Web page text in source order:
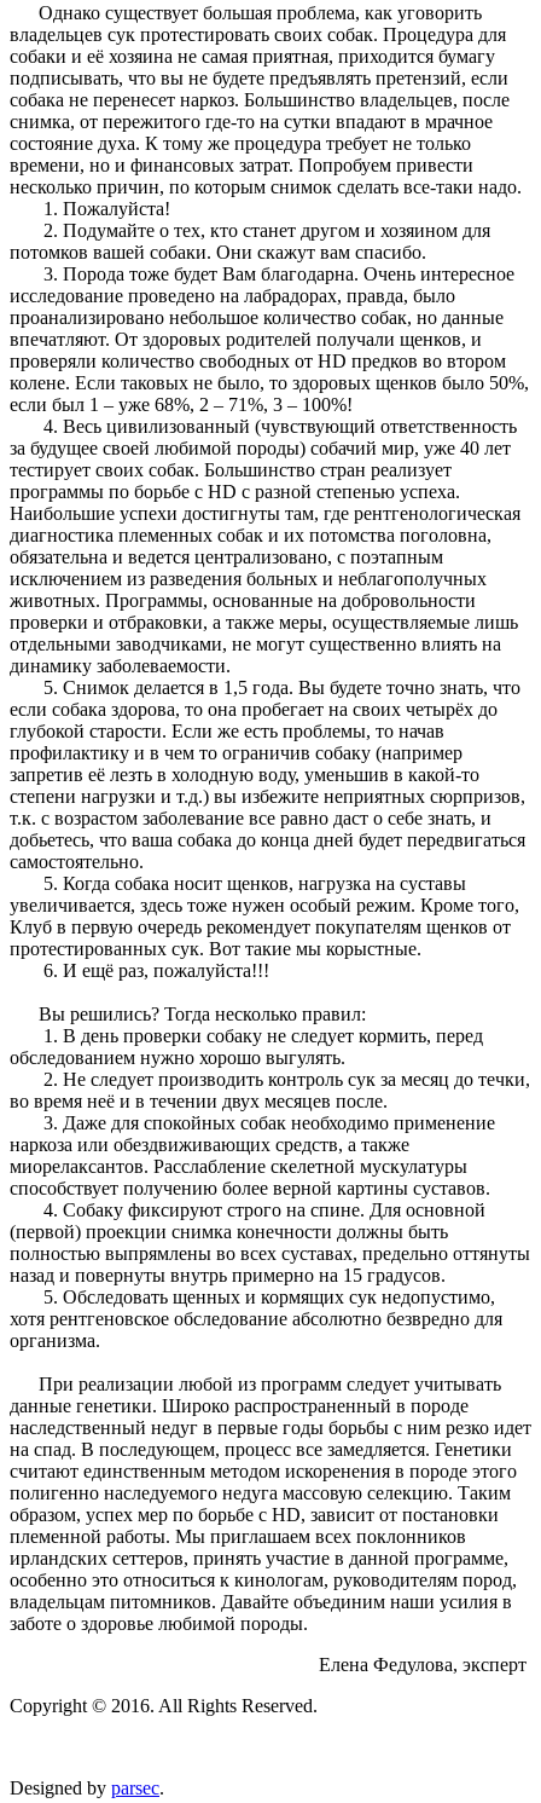
Однако существует большая проблема, как уговорить
владельцев сук протестировать своих собак. Процедура для
собаки и её хозяина не самая приятная, приходится бумагу
подписывать, что вы не будете предъявлять претензий, если
собака не перенесет наркоз. Большинство владельцев, после
снимка, от пережитого где-то на сутки впадают в мрачное
состояние духа. К тому же процедура требует не только
времени, но и финансовых затрат. Попробуем привести
несколько причин, по которым снимок сделать все-таки надо.
1. Пожалуйста!
2. Подумайте о тех, кто станет другом и хозяином для
потомков вашей собаки. Они скажут вам спасибо.
3. Порода тоже будет Вам благодарна. Очень интересное
исследование проведено на лабрадорах, правда, было
проанализировано небольшое количество собак, но данные
впечатляют. От здоровых родителей получали щенков, и
проверяли количество свободных от HD предков во втором
колене. Если таковых не было, то здоровых щенков было 50%,
если был 1 – уже 68%, 2 – 71%, 3 – 100%!
4. Весь цивилизованный (чувствующий ответственность
за будущее своей любимой породы) собачий мир, уже 40 лет
тестирует своих собак. Большинство стран реализует
программы по борьбе с HD с разной степенью успеха.
Наибольшие успехи достигнуты там, где рентгенологическая
диагностика племенных собак и их потомства поголовна,
обязательна и ведется централизовано, с поэтапным
исключением из разведения больных и неблагополучных
животных. Программы, основанные на добровольности
проверки и отбраковки, а также меры, осуществляемые лишь
отдельными заводчиками, не могут существенно влиять на
динамику заболеваемости.
5. Снимок делается в 1,5 года. Вы будете точно знать, что
если собака здорова, то она пробегает на своих четырёх до
глубокой старости. Если же есть проблемы, то начав
профилактику и в чем то ограничив собаку (например
запретив её лезть в холодную воду, уменьшив в какой-то
степени нагрузки и т.д.) вы избежите неприятных сюрпризов,
т.к. с возрастом заболевание все равно даст о себе знать, и
добьетесь, что ваша собака до конца дней будет передвигаться
самостоятельно.
5. Когда собака носит щенков, нагрузка на суставы
увеличивается, здесь тоже нужен особый режим. Кроме того,
Клуб в первую очередь рекомендует покупателям щенков от
протестированных сук. Вот такие мы корыстные.
6. И ещё раз, пожалуйста!!!
Вы решились? Тогда несколько правил:
1. В день проверки собаку не следует кормить, перед
обследованием нужно хорошо выгулять.
2. Не следует производить контроль сук за месяц до течки,
во время неё и в течении двух месяцев после.
3. Даже для спокойных собак необходимо применение
наркоза или обездвиживающих средств, а также
миорелаксантов. Расслабление скелетной мускулатуры
способствует получению более верной картины суставов.
4. Собаку фиксируют строго на спине. Для основной
(первой) проекции снимка конечности должны быть
полностью выпрямлены во всех суставах, предельно оттянуты
назад и повернуты внутрь примерно на 15 градусов.
5. Обследовать щенных и кормящих сук недопустимо,
хотя рентгеновское обследование абсолютно безвредно для
организма.
При реализации любой из программ следует учитывать
данные генетики. Широко распространенный в породе
наследственный недуг в первые годы борьбы с ним резко идет
на спад. В последующем, процесс все замедляется. Генетики
считают единственным методом искоренения в породе этого
полигенно наследуемого недуга массовую селекцию. Таким
образом, успех мер по борьбе с HD, зависит от постановки
племенной работы. Мы приглашаем всех поклонников
ирландских сеттеров, принять участие в данной программе,
особенно это относиться к кинологам, руководителям пород,
владельцам питомников. Давайте объединим наши усилия в
заботе о здоровье любимой породы.
Елена Федулова, эксперт
Copyright © 2016. All Rights Reserved.
Designed by parsec.